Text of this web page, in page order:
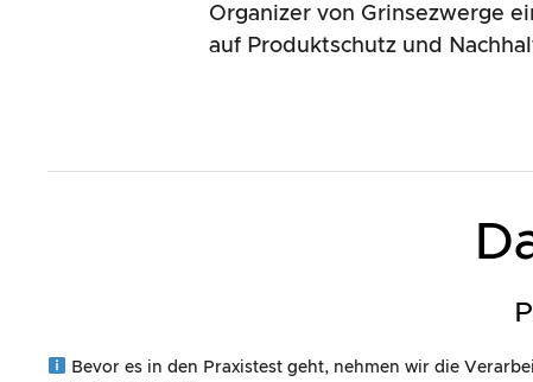
Organizer von Grinsezwerge
auf Produktschutz und
Bevor es in den Praxistest geht, nehmen wir die